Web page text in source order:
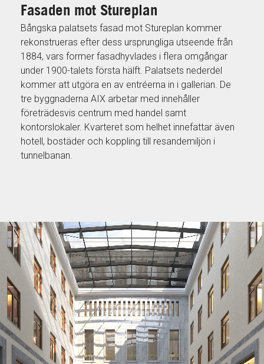
Fasaden mot Stureplan
Bångska palatsets fasad mot Stureplan kommer
rekonstrueras efter dess ursprungliga utseende från
1884, vars former fasadhyvlades i flera omgångar
under 1900-talets första hälft. Palatsets nederdel
kommer att utgöra en av entréerna in i gallerian. De
tre byggnaderna AIX arbetar med innehåller
företrädesvis centrum med handel samt
kontorslokaler. Kvarteret som helhet innefattar även
hotell, bostäder och koppling till resandemiljön i
tunnelbanan.